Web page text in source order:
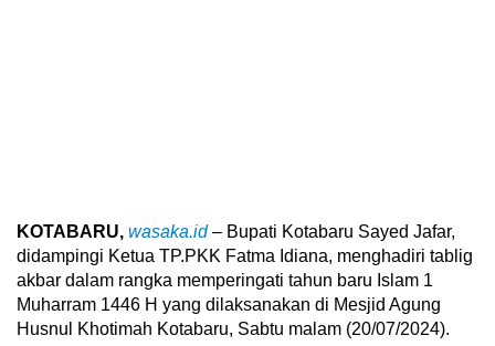
KOTABARU, wasaka.id– Bupati Kotabaru Sayed Jafar,
didampingi Ketua TP.PKK Fatma Idiana, menghadiri tablig
akbar dalam rangka memperingati tahun baru Islam 1
Muharram 1446 H yang dilaksanakan di Mesjid Agung
Husnul Khotimah Kotabaru, Sabtu malam (20/07/2024).